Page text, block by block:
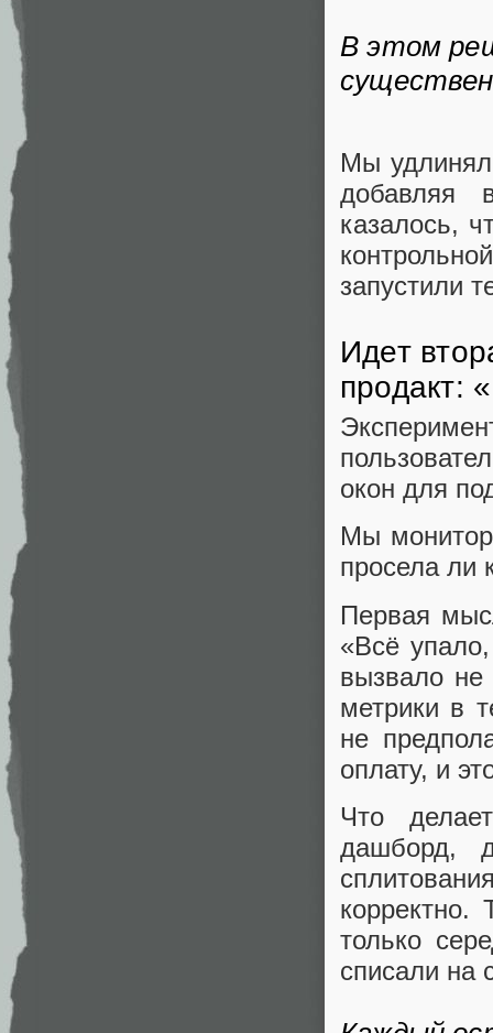
В этом
Мы
добавляя
казалось,
запустили
Идет
продакт:
окон для
Мы
просела ли
Первая
«Всё
вызвало не
метрики в
не
оплату, и
Что
дашборд,
корректно.
только
списали на